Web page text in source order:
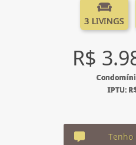
3 LIVINGS
R$
IPTU:
Tenho